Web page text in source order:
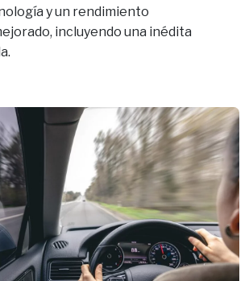
y un rendimiento
incluyendo una inédita